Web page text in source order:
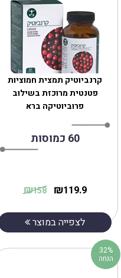
‎קרנביוטיק תמצית חמוציות
פטנטית מרוכזת בשילוב
פרוביוטיקה ברא
60 כמוסות
119.9
₪
158
₪
לצפייה במוצר
32%
הנחה